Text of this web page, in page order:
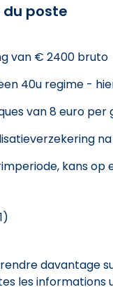
poste
van € 2400 bruto
40u regime -
van 8 euro
kans op
davantage
les informations